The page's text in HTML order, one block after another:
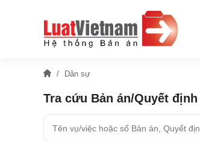
Dân sự
Tra cứu Bản án/Quyết